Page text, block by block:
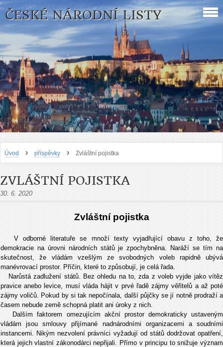
ČESKÉ NÁRODNÍ LISTY
Úvod › příspěvky › Zvláštní pojistka
ZVLÁŠTNÍ POJISTKA
30. 6. 2020
Zvláštní pojistka
V odborné literatuře se množí texty vyjadřující obavu z toho, že
demokracie na úrovni národních států je zpochybněna. Naráží se tím na
skutečnost, že vládám vzešlým ze svobodných voleb rapidně ubývá
manévrovací prostor. Příčin, které to způsobují, je celá řada.
Narůstá zadlužení států. Bez ohledu na to, zda z voleb vyjde jako vítěz
pravice anebo levice, musí vláda hájit v prvé řadě zájmy věřitelů a až poté
zájmy voličů. Pokud by si tak nepočínala, další půjčky se jí notně prodraží a
časem nebude země schopná platit ani úroky z nich.
Dalším faktorem omezujícím akční prostor demokraticky ustaveným
vládám jsou smlouvy přijímané nadnárodními organizacemi a soudními
instancemi. Nikým nezvolení právníci vyžadují od států dodržovat opatření,
která jejich vlastní zákonodárci nepřijali. Přímo v principu to snižuje význam